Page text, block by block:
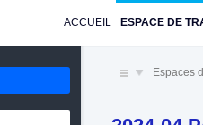
ACCUEIL ESPACE DE
Espaces